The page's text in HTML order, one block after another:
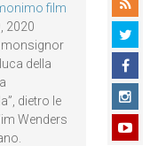
film
2020
della
dietro le
Wenders